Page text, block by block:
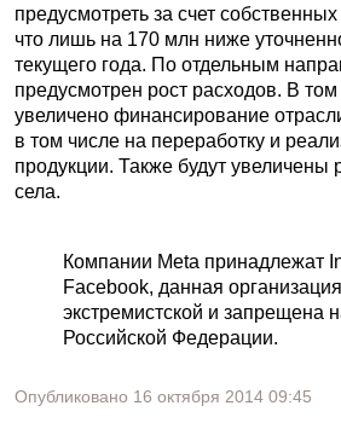
предусмотреть за счет
что лишь на 170 млн ниже
текущего года. По отдельным
предусмотрен рост расходов. В
увеличено финансирование
в том числе на переработку и
продукции. Также будут увеличены
села.
Компании Meta принадлежат
Facebook, данная
экстремистской и запрещена
Российской Федерации.
Опубликовано 16 октября 2014 09:45